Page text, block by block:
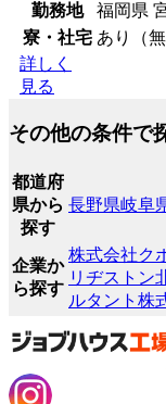
勤務地
福岡県
寮・社宅 あり（無
詳しく
見る
その他の条件で
都道府
県から
探す
長野県岐阜
企業か
ら探す
株式会社ク
リヂストン
ルタント 株